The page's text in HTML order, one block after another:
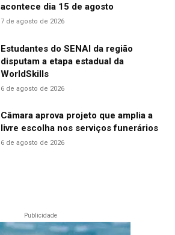
acontece dia 15 de agosto
7 de agosto de 2026
Estudantes do SENAI da região
disputam a etapa estadual da
WorldSkills
6 de agosto de 2026
Câmara aprova projeto que amplia a
livre escolha nos serviços funerários
6 de agosto de 2026
Publicidade